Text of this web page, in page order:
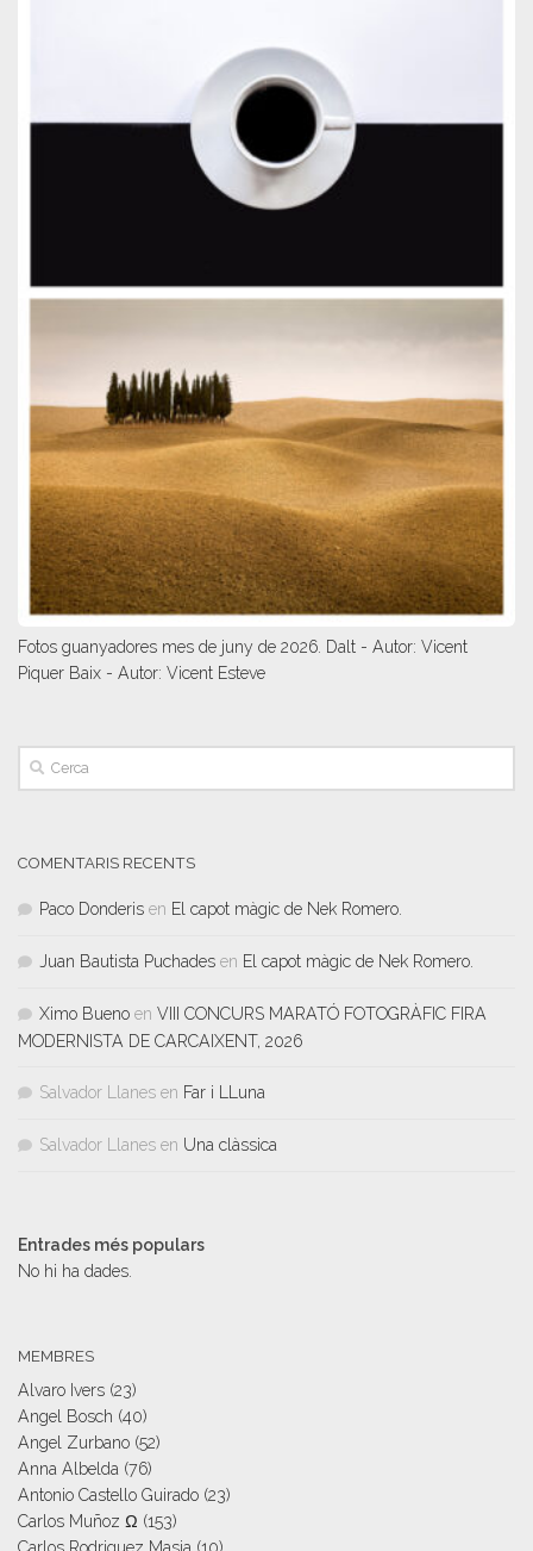
Fotos guanyadores mes de juny de 2026. Dalt - Autor: Vicent
Piquer Baix - Autor: Vicent Esteve
COMENTARIS RECENTS
Paco Donderis en El capot màgic de Nek Romero.
Juan Bautista Puchades en El capot màgic de Nek Romero.
Ximo Bueno en VIII CONCURS MARATÓ FOTOGRÀFIC FIRA
MODERNISTA DE CARCAIXENT, 2026
Salvador Llanes en Far i LLuna
Salvador Llanes en Una clàssica
Entrades més populars
No hi ha dades.
MEMBRES
Alvaro Ivers (23)
Angel Bosch (40)
Angel Zurbano (52)
Anna Albelda (76)
Antonio Castello Guirado (23)
Carlos Muñoz Ω (153)
Carlos Rodriguez Masia (10)